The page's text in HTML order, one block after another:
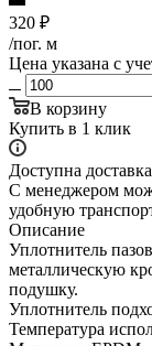
320 ₽
/пог. м
Цена указана с
В корзину
Купить в 1 клик
Доступна
С менеджером
удобную
Описание
Уплотнитель
металлическую
подушку.
Уплотнитель
Температура